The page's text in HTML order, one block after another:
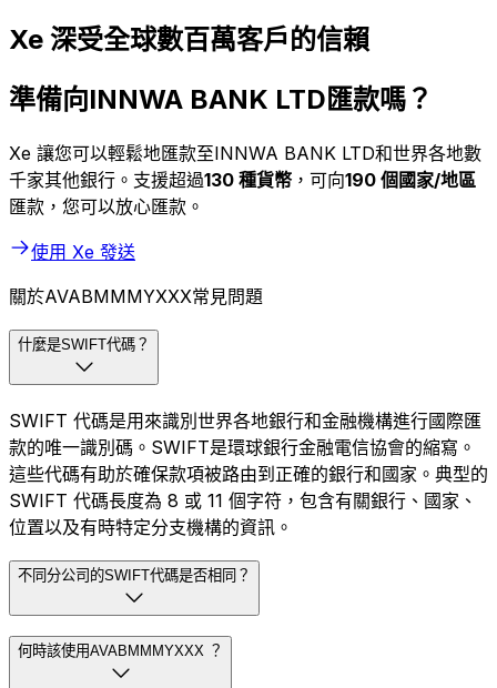
Xe 深受全球數百萬客戶的信賴
準備向INNWA BANK LTD匯款嗎？
Xe 讓您可以輕鬆地匯款至INNWA BANK LTD和世界各地數
千家其他銀行。支援超過130 種貨幣 ，可向190 個國家/地區
匯款，您可以放心匯款。
使用 Xe 發送
關於AVABMMMYXXX常見問題
什麼是SWIFT代碼？
SWIFT 代碼是用來識別世界各地銀行和金融機構進行國際匯
款的唯一識別碼。SWIFT是環球銀行金融電信協會的縮寫。
這些代碼有助於確保款項被路由到正確的銀行和國家。典型的
SWIFT 代碼長度為 8 或 11 個字符，包含有關銀行、國家、
位置以及有時特定分支機構的資訊。
不同分公司的SWIFT代碼是否相同？
何時該使用AVABMMMYXXX ？